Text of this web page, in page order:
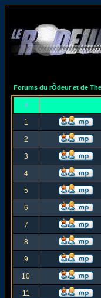
Forums du rÔdeur et de
#
1
2
3
4
5
6
7
8
9
10
11